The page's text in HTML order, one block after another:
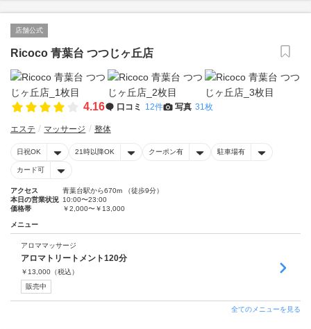
店舗公式
Ricoco 青葉台 つつじヶ丘店
4.16 口コミ 12件 写真 31枚
エステ マッサージ 整体
日祝OK 21時以降OK クーポン有 駐車場有
カード可
アクセス
青葉台駅から670m （徒歩9分）
本日の営業状況 10:00〜23:00
価格帯
￥2,000〜￥13,000
メニュー
アロママッサージ
アロマトリートメント120分
￥ 13,000 （税込）
販売中
全てのメニューを見る